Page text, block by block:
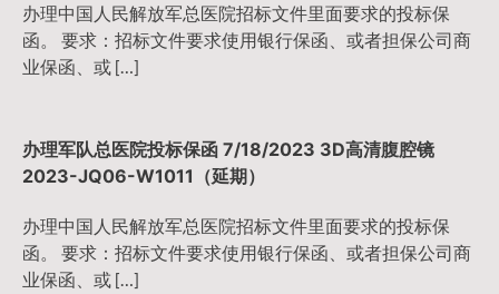
办理中国人民解放军总医院招标文件里面要求的投标保
函。 要求：招标文件要求使用银行保函、或者担保公司商
业保函、或 […]
办理军队总医院投标保函 7/18/2023 3D高清腹腔镜
2023-JQ06-W1011（延期）
办理中国人民解放军总医院招标文件里面要求的投标保
函。 要求：招标文件要求使用银行保函、或者担保公司商
业保函、或 […]